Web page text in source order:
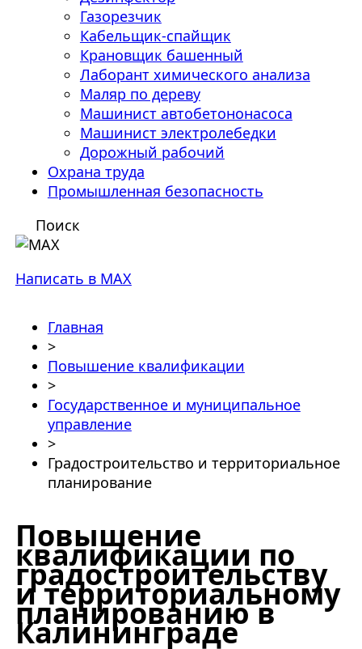
Газорезчик
Кабельщик-спайщик
Крановщик башенный
Лаборант химического анализа
Маляр по дереву
Машинист автобетононасоса
Машинист электролебедки
Дорожный рабочий
Охрана труда
Промышленная безопасность
Поиск
Написать в MAX
Главная
>
Повышение квалификации
>
Государственное и муниципальное
управление
>
Градостроительство и территориальное
планирование
Повышение
квалификации по
градостроительству
и территориальному
планированию в
Калининграде